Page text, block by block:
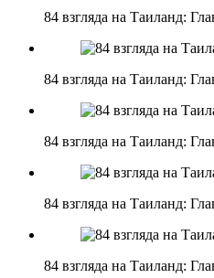
84 взгляда на Таиланд:
84 взгляда на Таиланд:
84 взгляда на Таиланд:
84 взгляда на Таиланд:
84 взгляда на Таиланд: